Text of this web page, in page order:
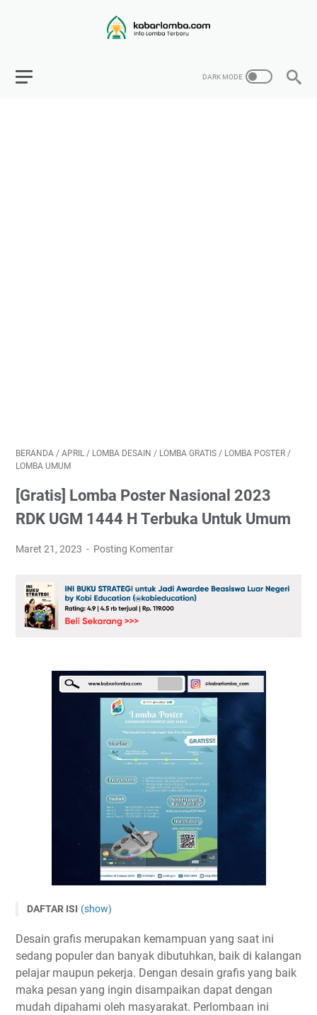
BERANDA / APRIL / LOMBA DESAIN / LOMBA GRATIS / LOMBA POSTER /
LOMBA UMUM
[Gratis] Lomba Poster Nasional 2023
RDK UGM 1444 H Terbuka Untuk Umum
Maret 21, 2023 Posting Komentar
DAFTAR ISI (show)
Untuk Umum
Tema
Timeline
Ketentuan
Desain grafis merupakan kemampuan yang saat ini
sedang populer dan banyak dibutuhkan, baik di kalangan
pelajar maupun pekerja. Dengan desain grafis yang baik
maka pesan yang ingin disampaikan dapat dengan
mudah dipahami oleh masyarakat. Perlombaan ini